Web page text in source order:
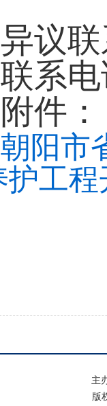
异议
联系电
附件：
朝阳市
护工
主
版